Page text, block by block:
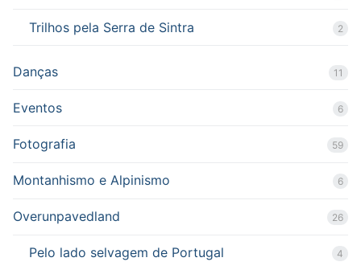
Trilhos pela Serra de Sintra 2
Danças 11
Eventos 6
Fotografia 59
Montanhismo e Alpinismo 6
Overunpavedland 26
Pelo lado selvagem de Portugal 4